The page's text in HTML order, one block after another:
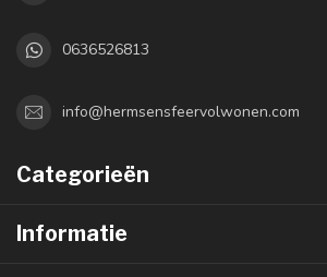
0636526813
info@hermsensfeervolwonen.com
Categorieën
Informatie